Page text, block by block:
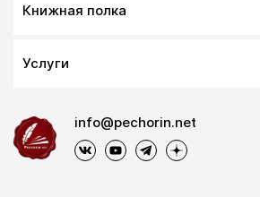
Книжная полка
Услуги
info@pechorin.net